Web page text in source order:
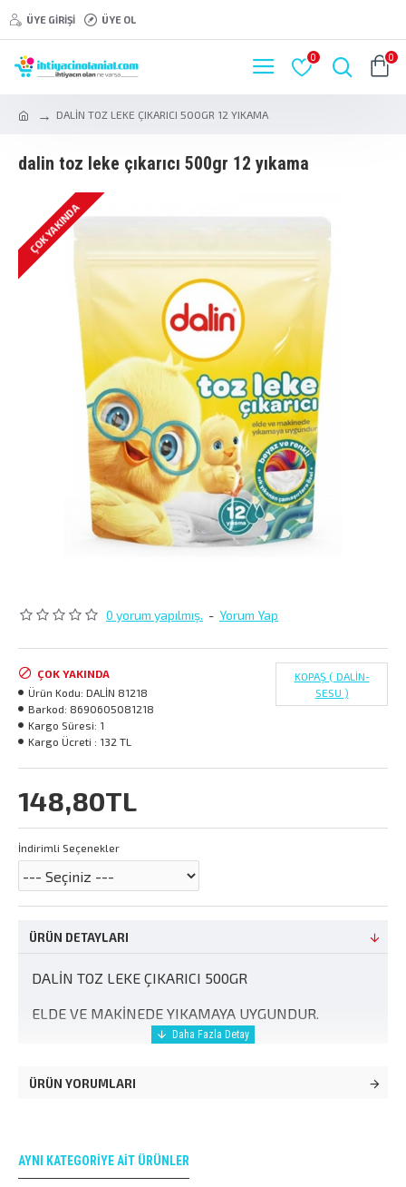
ÜYE GIRIŞI ÜYE OL
0 0
DALİN TOZ LEKE ÇIKARICI 500GR 12 YIKAMA
dali̇n toz leke çikarici 500gr 12 yikama
ÇOK YAKINDA
0 yorum yapılmış. - Yorum Yap
148,80TL
ÇOK YAKINDA
Ürün Kodu: DALİN 81218
Barkod: 8690605081218
Kargo Süresi: 1
Kargo Ücreti : 132 TL
KOPAŞ ( DALİN-
SESU )
İndirimli Seçenekler
ÜRÜN DETAYLARI
DALİN TOZ LEKE ÇIKARICI 500GR
ELDE VE MAKİNEDE YIKAMAYA UYGUNDUR.
BEYAZ VE RENKLİLER İÇİN 12 YIKAMA
ÜRÜN YORUMLARI
AYNI KATEGORIYE AIT ÜRÜNLER